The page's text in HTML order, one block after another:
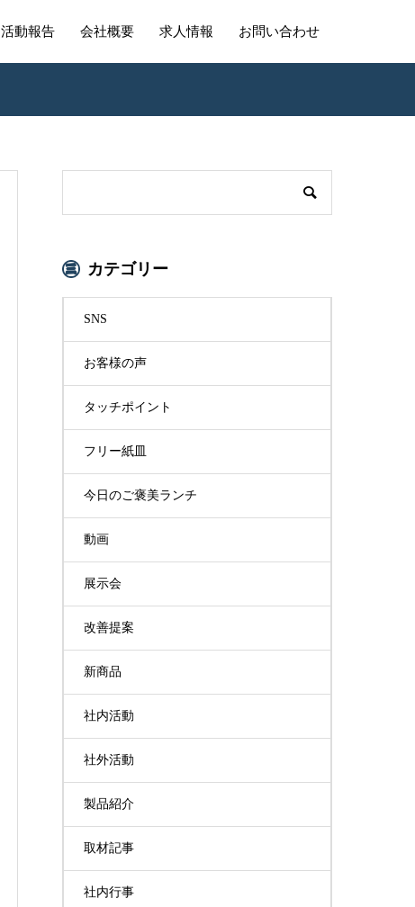
活動報告 会社概要 求人情報 お問い合わせ
カテゴリー
SNS
お客様の声
タッチポイント
フリー紙皿
今日のご褒美ランチ
動画
展示会
改善提案
新商品
社内活動
社外活動
製品紹介
取材記事
社内行事